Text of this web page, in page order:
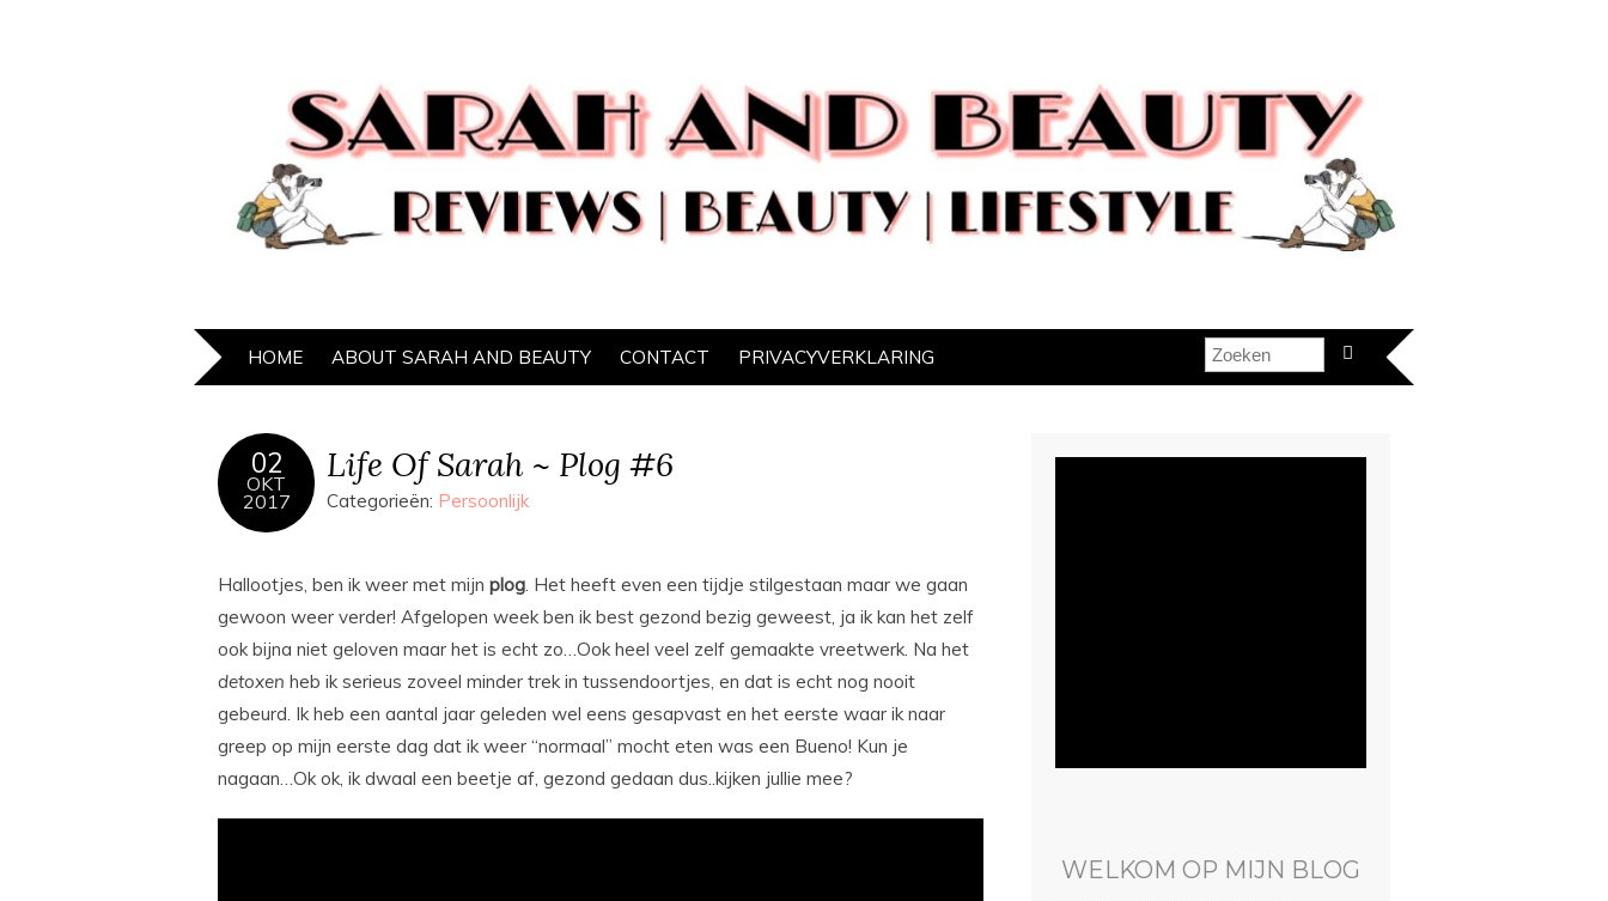
HOME ABOUT SARAH AND BEAUTY CONTACT PRIVACYVERKLARING
02
OKT
2017
Life Of Sarah ~ Plog #6
Categorieën: Persoonlijk
Hallootjes, ben ik weer met mijn plog. Het heeft even een tijdje stilgestaan maar we gaan
gewoon weer verder! Afgelopen week ben ik best gezond bezig geweest, ja ik kan het zelf
ook bijna niet geloven maar het is echt zo…Ook heel veel zelf gemaakte vreetwerk. Na het
detoxen heb ik serieus zoveel minder trek in tussendoortjes, en dat is echt nog nooit
gebeurd. Ik heb een aantal jaar geleden wel eens gesapvast en het eerste waar ik naar
greep op mijn eerste dag dat ik weer “normaal” mocht eten was een Bueno! Kun je
nagaan…Ok ok, ik dwaal een beetje af, gezond gedaan dus..kijken jullie mee?
WELKOM OP MIJN BLOG